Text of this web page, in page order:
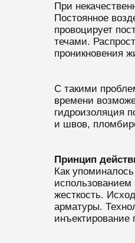
При
Постоянное
провоцирует
течами.
проникновения
С такими
времени
гидроизоляция
и швов,
Принцип
Как
использованием
жесткость.
арматуры.
инъектирование